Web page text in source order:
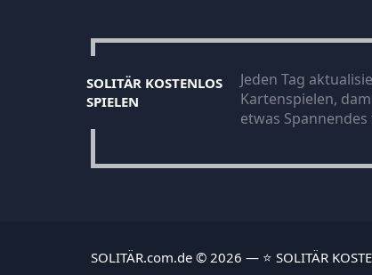
SOLITÄR KOSTENLOS
SPIELEN
Jeden Tag
Kartenspielen,
etwas
SOLITÄR.com.de © 2026 — ⭐ SOLITÄR